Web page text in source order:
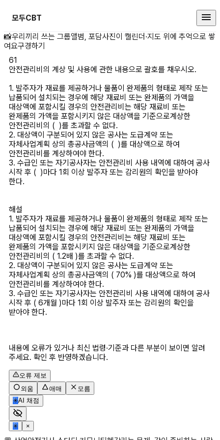
모두CBT
안전관리비의 계상 및 사용에 관한
📸우리끼리 쓰는 그룹앨범, 포담사진이 캘린더·지도 위에 추억으로 쌓
여요구경하기
61
안전관리비의 계상 및 사용에 관한 내용으로 괄호를 채우시오.
1. 발주자가 재료를 제공하거나 물품이 완제품의 형태로 제작 또는
납품되어 설치되는 경우에 해당 재료비 또는 완제품의 가액을
대상액에 포함시킬 경우의 안전관리비는 해당 재료비 또는
완제품의 가액을 포함시키지 않은 대상액을 기준으로계상한
안전관리비의 (  )를 초과할 수 없다.
2. 대상액이 구분되어 있지 않은 공사는 도급계약 또는
자체사업계획 상의 총공사금액의 (  )를 대상액으로 하여
안전관리비를 계상하여야 한다.
3. 수급인 또는 자기공사자는 안전관리비 사용 내역에 대하여 공사
시작 후 (  )마다 1회 이상 발주자 또는 감리원의 확인을 받아야
한다.
해설
1. 발주자가 재료를 제공하거나 물품이 완제품의 형태로 제작 또는
납품되어 설치되는 경우에 해당 재료비 또는 완제품의 가액을
대상액에 포함시킬 경우의 안전관리비는 해당 재료비 또는
완제품의 가액을 포함시키지 않은 대상액을 기준으로계상한
안전관리비의 ( 1.2배 )를 초과할 수 없다.
2. 대상액이 구분되어 있지 않은 공사는 도급계약 또는
자체사업계획 상의 총공사금액의 ( 70% )를 대상액으로 하여
안전관리비를 계상하여야 한다.
3. 수급인 또는 자기공사자는 안전관리비 사용 내역에 대하여 공사
시작 후 ( 6개월 )마다 1회 이상 발주자 또는 감리원의 확인을
받아야 한다.
내용에 오류가 있거나 최신 법령·기준과 다른 부분이 보이면 알려
주세요. 확인 후 반영하겠습니다.
오류 제보
외움
애매
모름
✳AI 채점
✳ ×